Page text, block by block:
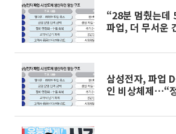
“28분 멈췄는
파업, 더 무서운
삼성전자, 파업
인 비상체제⋯“